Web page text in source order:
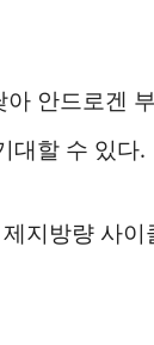
안드로겐
대할 수 있다.
지방량 사